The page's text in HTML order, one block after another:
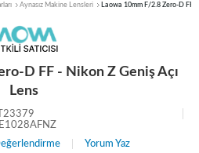
Aynasız Makine Lensleri Laowa 10mm F/2.8 Zero-D FF -
D FF - Nikon Z Geniş Açı
Lens
T23379
Yorum Yaz